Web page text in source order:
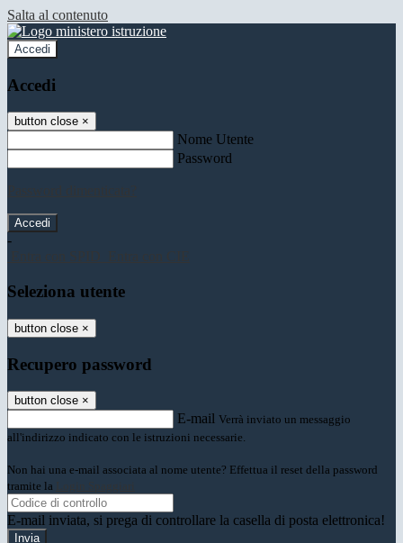
Salta al contenuto
Accedi
Accedi
button close ×
Nome Utente
Password
-
Seleziona utente
button close ×
Recupero password
button close ×
E-mail Verrà inviato un messaggio
all'indirizzo indicato con le istruzioni necessarie.
Non hai una e-mail associata al nome utente? Effettua il reset della password
tramite la
E-mail inviata, si prega di controllare la casella di posta elettronica!